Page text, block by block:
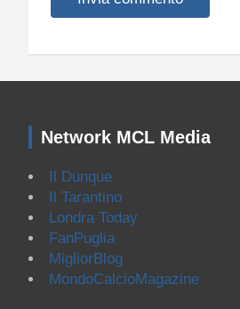
Network MCL Media
Il Dunque
Il Tarantino
Londra Today
FanPuglia
MigliorBlog
MondoCalcioMagazine